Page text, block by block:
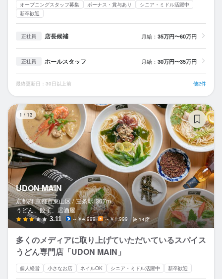
オープニングスタッフ募集 ボーナス・賞与あり
シニア・ミドル活躍中
新卒歓迎
正社員 店長候補 月給： 35万円〜60万円
正社員 ホールスタッフ 月給： 30万円〜35万円
最終更新日：30日以上前 他2件
1 / 13
UDON MAIN
京都府 京都市東山区 / 三条駅 307m
うどん、餃子、居酒屋
3.11 ～￥4,999 ～￥1,999 14席
多くのメディアに取り上げていただいているスパイス
うどん専門店「UDON MAIN」
個人経営 小さなお店 ネイルOK シニア・ミドル活躍中 新卒歓迎